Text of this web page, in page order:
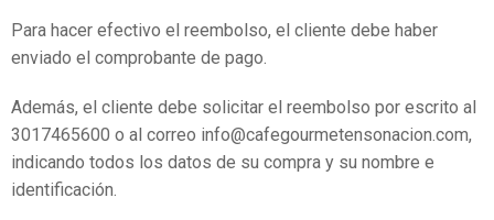
Para hacer efectivo el reembolso, el cliente debe haber
enviado el comprobante de pago.
Además, el cliente debe solicitar el reembolso por escrito al
3017465600 o al correo info@cafegourmetensonacion.com,
indicando todos los datos de su compra y su nombre e
identificación.